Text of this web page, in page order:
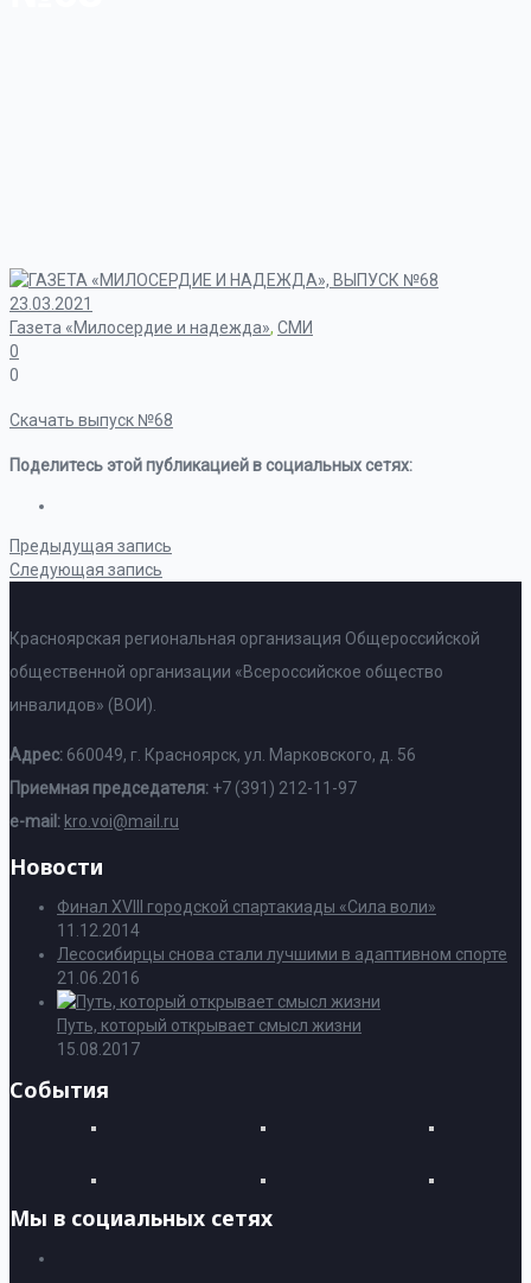
23.03.2021
Газета «Милосердие и надежда», СМИ
0
0
Скачать выпуск №68
Поделитесь этой публикацией в социальных сетях:
Предыдущая запись
Следующая запись
Красноярская региональная организация Общероссийской
общественной организации «Всероссийское общество
инвалидов» (ВОИ).
Адрес: 660049, г. Красноярск, ул. Марковского, д. 56
Приемная председателя: +7 (391) 212-11-97
e-mail: kro.voi@mail.ru
Новости
Финал XVIII городской спартакиады «Сила воли»
11.12.2014
Лесосибирцы снова стали лучшими в адаптивном спорте
21.06.2016
Путь, который открывает смысл жизни
15.08.2017
События
Мы в социальных сетях